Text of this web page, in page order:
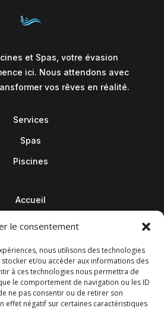
le consentement
nous utilisons des technologies
et/ou accéder aux informations des
à ces technologies nous permettra de
le comportement de navigation ou les ID
ne pas consentir ou de retirer son
effet négatif sur certaines caractéristiques
et Spas, votre évasion
ici. Nous attendons avec
vos rêves en réalité.
Services
Spas
Piscines
Accueil